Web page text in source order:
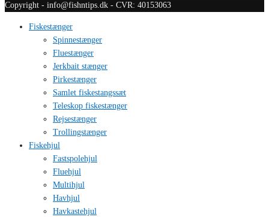
Copyright - info@fishntips.dk - CVR: 40153063
Fiskestænger
Spinnestænger
Fluestænger
Jerkbait stænger
Pirkestænger
Samlet fiskestangssæt
Teleskop fiskestænger
Rejsestænger
Trollingstænger
Fiskehjul
Fastspolehjul
Fluehjul
Multihjul
Havhjul
Havkastehjul